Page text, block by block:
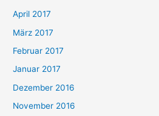
April 2017
März 2017
Februar 2017
Januar 2017
Dezember 2016
November 2016